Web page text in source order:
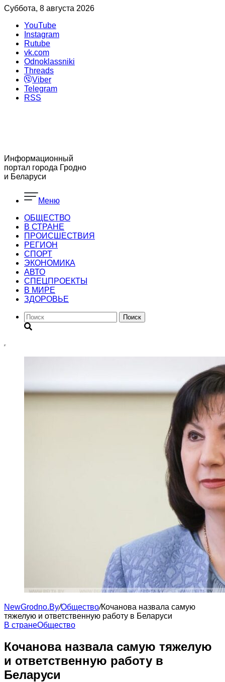
Суббота, 8 августа 2026
YouTube
Instagram
Rutube
vk.com
Odnoklassniki
Threads
Viber
Telegram
RSS
Информационный
портал города Гродно
и Беларуси
Меню
ОБЩЕСТВО
В СТРАНЕ
ПРОИСШЕСТВИЯ
РЕГИОН
CПОРТ
ЭКОНОМИКА
АВТО
СПЕЦПРОЕКТЫ
В МИРЕ
ЗДОРОВЬЕ
Поиск
NewGrodno.By/Общество/Кочанова назвала самую
тяжелую и ответственную работу в Беларуси
В странеОбщество
Кочанова назвала самую тяжелую
и ответственную работу в
Беларуси